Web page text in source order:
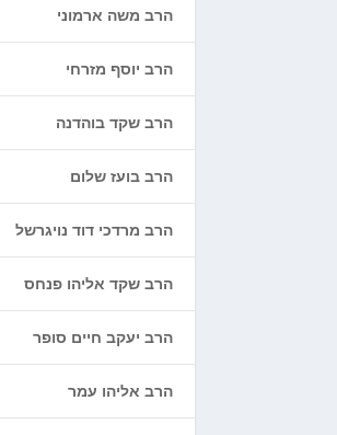
הרב משה ארמוני
הרב יוסף מזרחי
הרב שקד בוהדנה
הרב בועז שלום
הרב מרדכי דוד נויגרשל
הרב שקד אליהו פנחס
הרב יעקב חיים סופר
הרב אליהו עמר